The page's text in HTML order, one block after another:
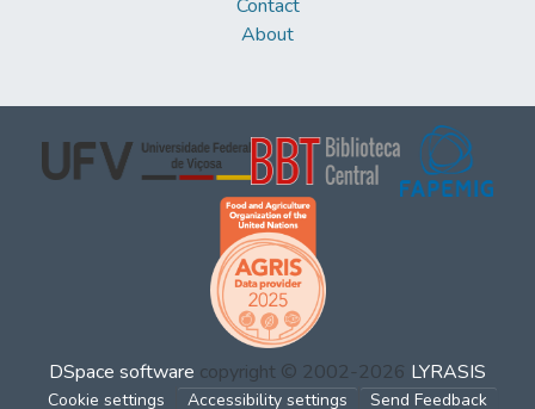
Contact
About
DSpace software copyright © 2002-2026 LYRASIS
Cookie settings Accessibility settings Send Feedback